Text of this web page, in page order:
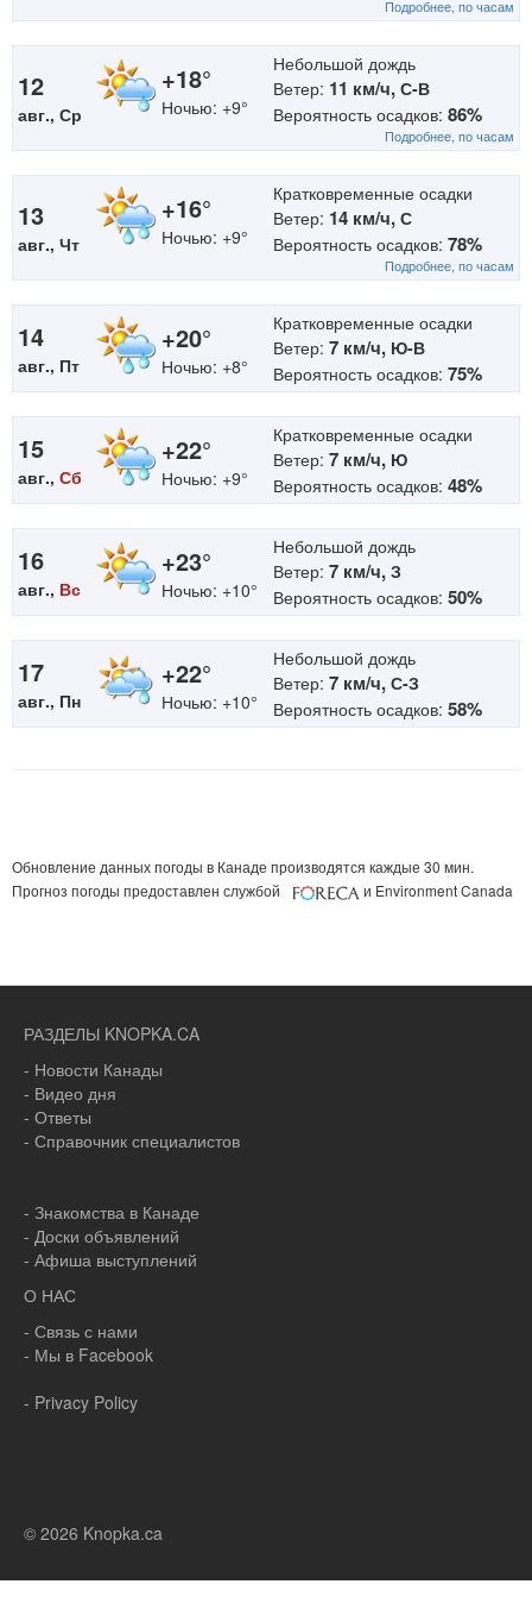
Подробнее, по часам
12
авг., Ср
+18°
Ночью: +9°
Небольшой дождь
Ветер: 11 км/ч, С-В
Вероятность осадков: 86%
Подробнее, по часам
13
авг., Чт
+16°
Ночью: +9°
Кратковременные осадки
Ветер: 14 км/ч, С
Вероятность осадков: 78%
Подробнее, по часам
14
авг., Пт
+20°
Ночью: +8°
Кратковременные осадки
Ветер: 7 км/ч, Ю-В
Вероятность осадков: 75%
15
авг., Сб
+22°
Ночью: +9°
Кратковременные осадки
Ветер: 7 км/ч, Ю
Вероятность осадков: 48%
16
авг., Вс
+23°
Ночью: +10°
Небольшой дождь
Ветер: 7 км/ч, З
Вероятность осадков: 50%
17
авг., Пн
+22°
Ночью: +10°
Небольшой дождь
Ветер: 7 км/ч, С-З
Вероятность осадков: 58%
Обновление данных погоды в Канаде производятся каждые 30 мин.
Прогноз погоды предоставлен службой
и Environment Canada
РАЗДЕЛЫ KNOPKA.CA
- Новости Канады
- Видео дня
- Ответы
- Справочник специалистов
- Знакомства в Канаде
- Доски объявлений
- Афиша выступлений
О НАС
- Связь с нами
- Мы в Facebook
- Privacy Policy
© 2026 Knopka.ca